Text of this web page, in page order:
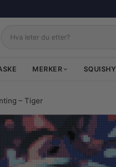
Søk
MERKER
– Tiger